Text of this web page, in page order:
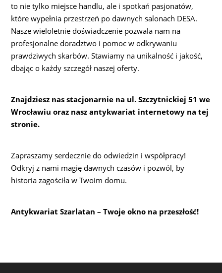
to nie tylko miejsce handlu, ale i spotkań pasjonatów,
które wypełnia przestrzeń po dawnych salonach DESA.
Nasze wieloletnie doświadczenie pozwala nam na
profesjonalne doradztwo i pomoc w odkrywaniu
prawdziwych skarbów. Stawiamy na unikalność i jakość,
dbając o każdy szczegół naszej oferty.
Znajdziesz nas stacjonarnie na ul. Szczytnickiej 51 we
Wrocławiu oraz nasz antykwariat internetowy na tej
stronie.
Zapraszamy serdecznie do odwiedzin i współpracy!
Odkryj z nami magię dawnych czasów i pozwól, by
historia zagościła w Twoim domu.
Antykwariat Szarlatan – Twoje okno na przeszłość!